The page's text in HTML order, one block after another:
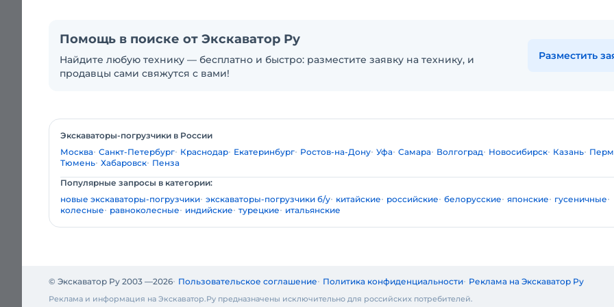
Помощь в поиске от Экскаватор Ру
Найдите любую технику — бесплатно и быстро: разместите заявку на технику, и
продавцы сами свяжутся с вами!
Разместить
Экскаваторы-погрузчики в России
Москва Санкт-Петербург Краснодар Екатеринбург Ростов-на-Дону Уфа Самара Волгоград Новосибирск Казань
Тюмень Хабаровск Пенза
Популярные запросы в категории:
новые экскаваторы-погрузчики экскаваторы-погрузчики б/у китайские российские белорусские японские
гусеничные
колесные
равноколесные индийские турецкие итальянские
© Экскаватор Ру 2003 —2026 Пользовательское соглашение Политика конфиденциальности Реклама на Экскаватор Ру
Реклама и информация на Экскаватор.Ру предназначены исключительно для российских потребителей.